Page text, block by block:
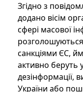
Згідно з
додано вісім
сфері масової
санкціями ЄС,
активно беруть
дезінформації,
України або